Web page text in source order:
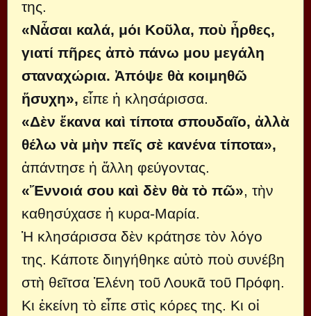
της.
«Νἆσαι καλά, μόι Κοῦλα, ποὺ ἦρθες,
γιατί πῆρες ἀπὸ πάνω μου μεγάλη
σταναχώρια. Ἀπόψε θὰ κοιμηθῶ
ἥσυχη», εἶπε ἡ κλησάρισσα.
«Δὲν ἔκανα καὶ τίποτα σπουδαῖο, ἀλλὰ
θέλω νὰ μὴν πεῖς σὲ κανένα τίποτα»,
ἀπάντησε ἡ ἄλλη φεύγοντας.
«Ἔννοιά σου καὶ δὲν θὰ τὸ πῶ», τὴν
καθησύχασε ἡ κυρα-Μαρία.
Ἡ κλησάρισσα δὲν κράτησε τὸν λόγο
της. Κάποτε διηγήθηκε αὐτὸ ποὺ συνέβη
στὴ θεῖτσα Ἑλένη τοῦ Λουκᾶ τοῦ Πρόφη.
Κι ἐκείνη τὸ εἶπε στὶς κόρες της. Κι οἱ